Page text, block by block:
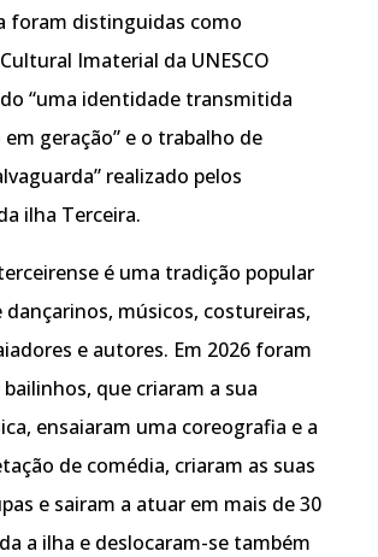
foram distinguidas como
Imaterial da UNESCO
“uma identidade transmitida
em geração” e o trabalho de
realizado pelos
ilha Terceira.
é uma tradição popular
dançarinos, músicos, costureiras,
e autores. Em 2026 foram
bailinhos, que criaram a sua
ensaiaram uma coreografia e a
de comédia, criaram as suas
e sairam a atuar em mais de 30
a ilha e deslocaram-se também